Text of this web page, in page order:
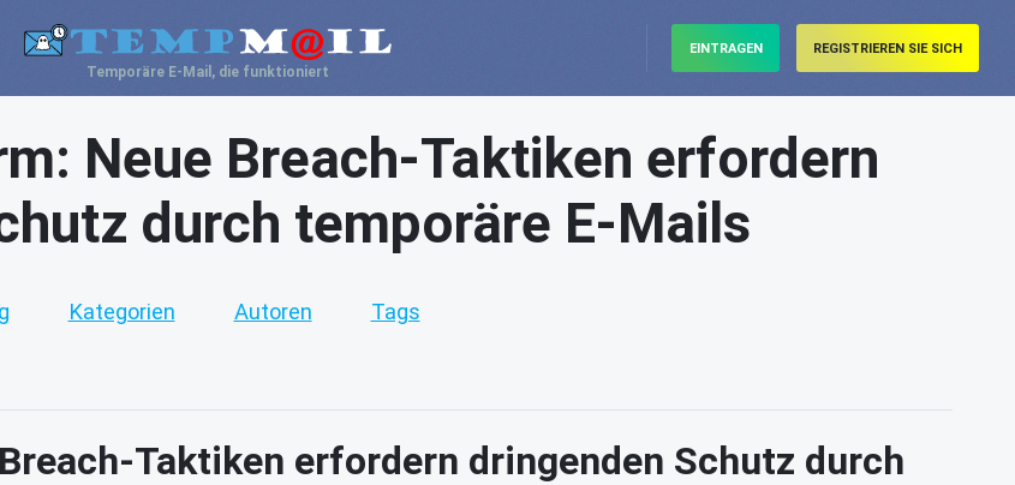
Temporäre E-Mail, die funktioniert
EINTRAGEN REGISTRIEREN SIE SICH
Neue Breach-Taktiken erfordern
durch temporäre E-Mails
Kategorien Autoren Tags
Taktiken erfordern dringenden Schutz durch